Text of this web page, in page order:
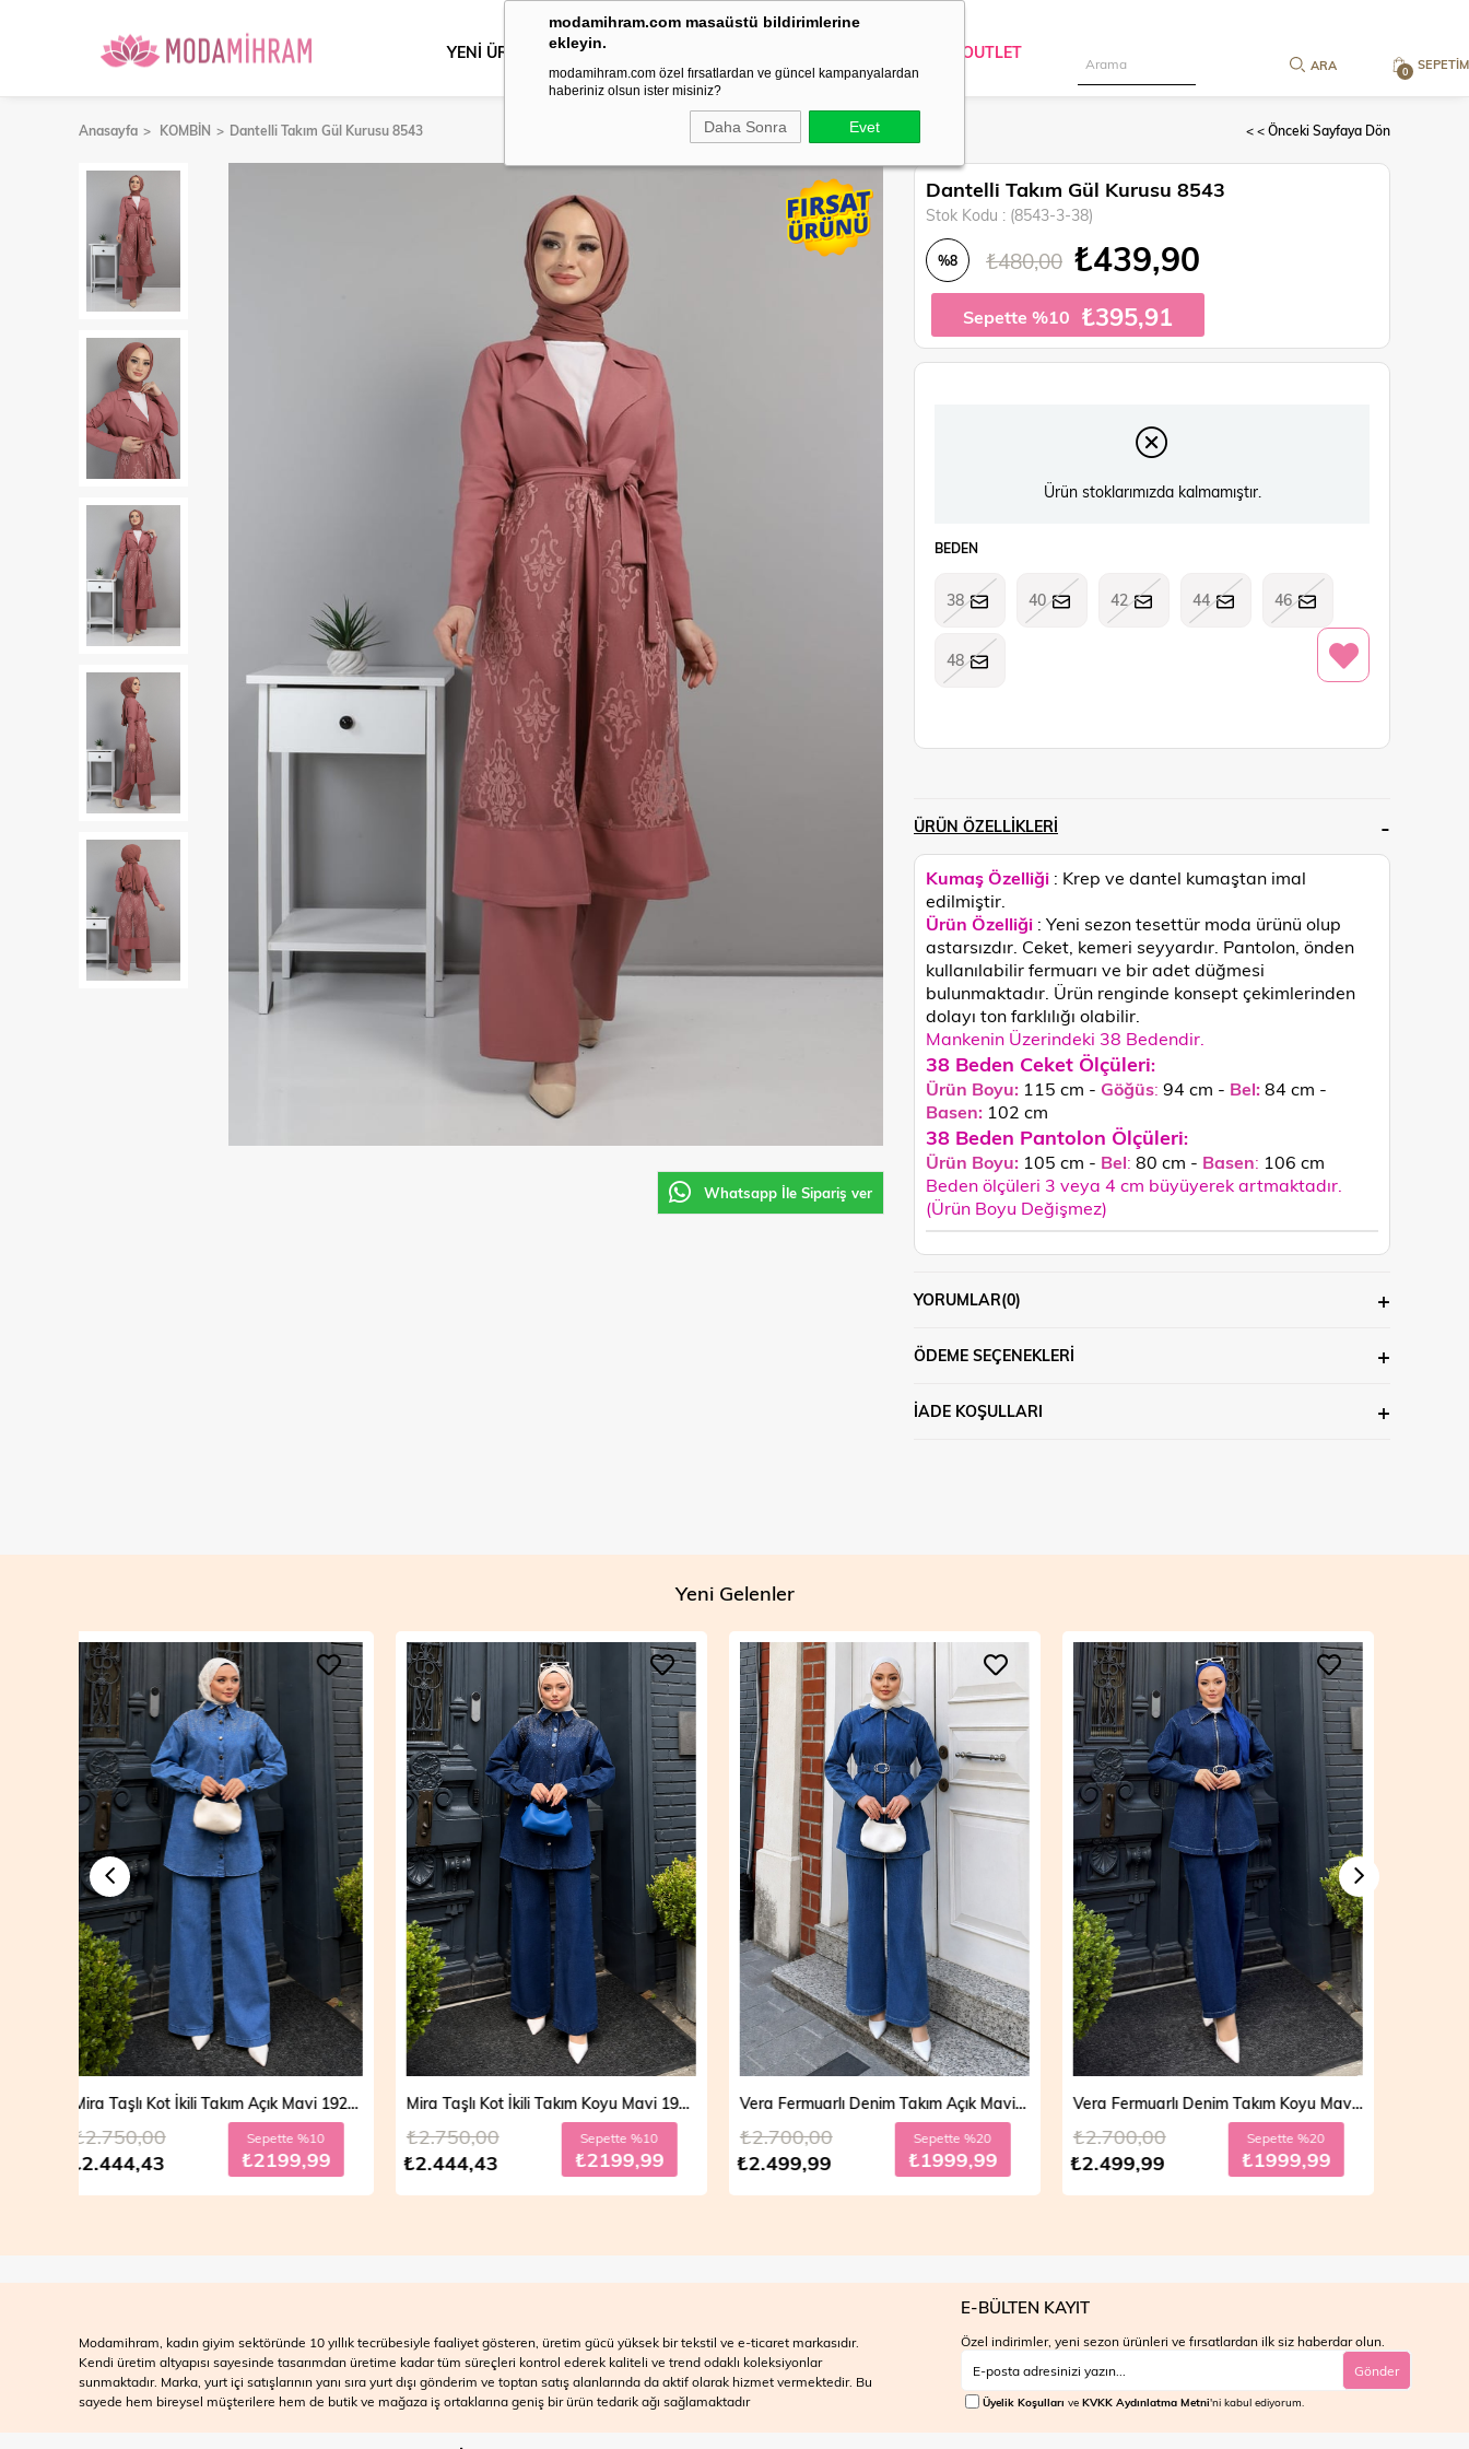
modamihram.com masaüstü bildirimlerine
ekleyin.
modamihram.com özel fırsatlardan ve güncel kampanyalardan
haberiniz olsun ister misiniz?
Daha Sonra Evet
SEPETIM
0
YENİ ÜRÜNLER DIŞ GİYİM OUTLET
Anasayfa KOMBİN Dantelli Takım Gül Kurusu 8543 < < Önceki Sayfaya Dön
Whatsapp İle Sipariş ver
Dantelli Takım Gül Kurusu 8543
Stok Kodu (8543-3-38)
%8 ₺480,00 ₺439,90
Sepette %10 ₺395,91
Ürün stoklarımızda kalmamıştır.
BEDEN
38 40 42 44 46
48
ÜRÜN ÖZELLIKLERI
Kumaş Özelliği : Krep ve dantel kumaştan imal
edilmiştir.
Ürün Özelliği : Yeni sezon tesettür moda ürünü olup
astarsızdır. Ceket, kemeri seyyardır. Pantolon, önden
kullanılabilir fermuarı ve bir adet düğmesi
bulunmaktadır. Ürün renginde konsept çekimlerinden
dolayı ton farklılığı olabilir.
Mankenin Üzerindeki 38 Bedendir.
38 Beden Ceket Ölçüleri:
Ürün Boyu: 115 cm - Göğüs: 94 cm - Bel:84 cm -
Basen: 102 cm
38 Beden Pantolon Ölçüleri:
Ürün Boyu: 105 cm - Bel: 80 cm - Basen: 106 cm
Beden ölçüleri 3 veya 4 cm büyüyerek artmaktadır.
(Ürün Boyu Değişmez)
YORUMLAR(0)
ÖDEME SEÇENEKLERI
İADE KOŞULLARI
Yeni Gelenler
₺2.444,43
₺2.750,00 Sepette %10
₺2199,99 ₺2.499,99
₺2.700,00 Sepette %20
₺1999,99 ₺2.499,99
₺2.700,00 Sepette %20
₺1999,99 ₺3.999,99
₺4.700,00 Sepette %30
₺2799,99
Modamihram, kadın giyim sektöründe 10 yıllık tecrübesiyle faaliyet gösteren, üretim gücü yüksek bir tekstil ve e-ticaret markasıdır.
Kendi üretim altyapısı sayesinde tasarımdan üretime kadar tüm süreçleri kontrol ederek kaliteli ve trend odaklı koleksiyonlar
sunmaktadır. Marka, yurt içi satışlarının yanı sıra yurt dışı gönderim ve toptan satış alanlarında da aktif olarak hizmet vermektedir. Bu
sayede hem bireysel müşterilere hem de butik ve mağaza iş ortaklarına geniş bir ürün tedarik ağı sağlamaktadır
E-BÜLTEN KAYIT
Özel indirimler, yeni sezon ürünleri ve fırsatlardan ilk siz haberdar olun.
Gönder
Üyelik Koşulları ve KVKK Aydınlatma Metni'ni kabul ediyorum.